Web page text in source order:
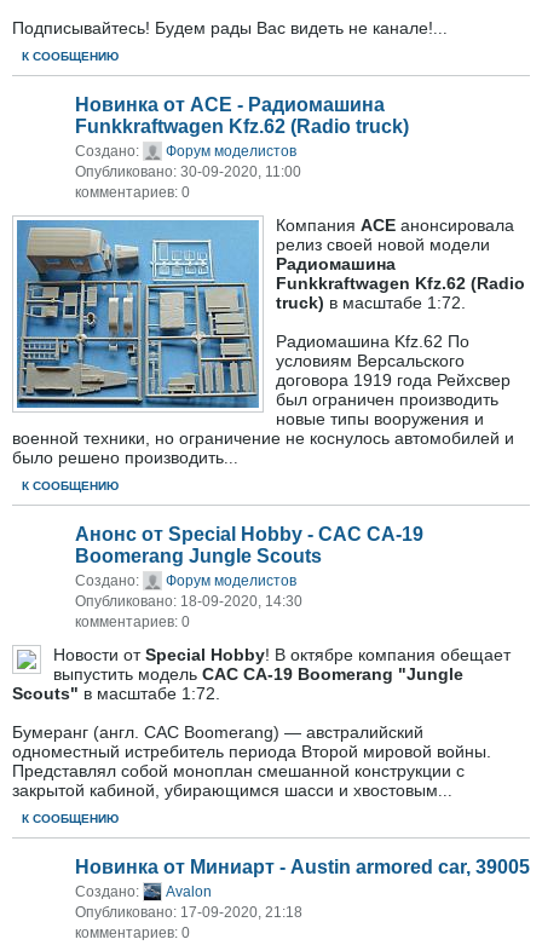
Подписывайтесь! Будем рады Вас видеть не канале!
К СООБЩЕНИЮ
Новинка от АСЕ - Радиомашина
Funkkraftwagen Kfz.62 (Radio truck)
Создано:
Форум моделистов
Опубликовано: 30-09-2020, 11:00
комментариев: 0
Компания ACE анонсировала
релиз своей новой модели
Радиомашина
Funkkraftwagen Kfz.62 (Radio
truck) в масштабе 1:72.
Радиомашина Kfz.62 По
условиям Версальского
договора 1919 года Рейхсвер
был ограничен производить
новые типы вооружения и
военной техники, но ограничение не коснулось автомобилей и
было решено производить
К СООБЩЕНИЮ
Анонс от Special Hobby - CAC CA-19
Boomerang Jungle Scouts
Создано:
Форум моделистов
Опубликовано: 18-09-2020, 14:30
комментариев: 0
Новости отSpecial Hobby! В октябре компания обещает
выпустить модель CAC CA-19 Boomerang "Jungle
Scouts" в масштабе 1:72.
Бумеранг (англ. CAC Boomerang) — австралийский
одноместный истребитель периода Второй мировой войны.
Представлял собой моноплан смешанной конструкции с
закрытой кабиной, убирающимся шасси и хвостовым
К СООБЩЕНИЮ
Новинка от Миниарт - Austin armored car, 39005
Создано:
Avalon
Опубликовано: 17-09-2020, 21:18
комментариев: 0